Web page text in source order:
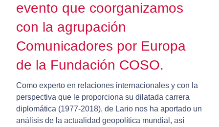
evento que coorganizamos
con la agrupación
Comunicadores por Europa
de la Fundación COSO.
Como experto en relaciones internacionales y con la
perspectiva que le proporciona su dilatada carrera
diplomática (1977-2018), de Lario nos ha aportado un
análisis de la actualidad geopolítica mundial, así